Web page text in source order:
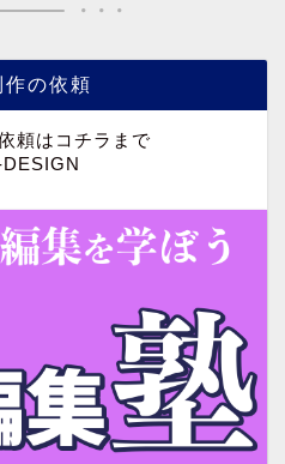
の依頼
頼はコチラまで